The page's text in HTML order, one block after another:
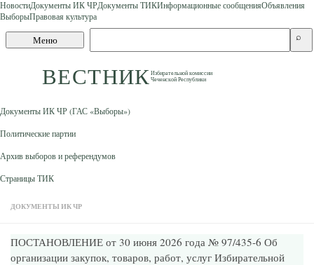
Skip to content
НовостиДокументы ИК ЧРДокументы ТИКИнформационные сообщенияОбъявления
ВыборыПравовая культура
Меню
ВЕСТНИКИзбирательной комиссии
Чеченской Республики
сайту
⌕
Документы ИК ЧР (ГАС «Выборы»)
Политические партии
Архив выборов и референдумов
Страницы ТИК
ДОКУМЕНТЫ ИК ЧР
ПОСТАНОВЛЕНИЕ от 30 июня 2026 года № 97/435-6 Об
организации закупок, товаров, работ, услуг Избирательной